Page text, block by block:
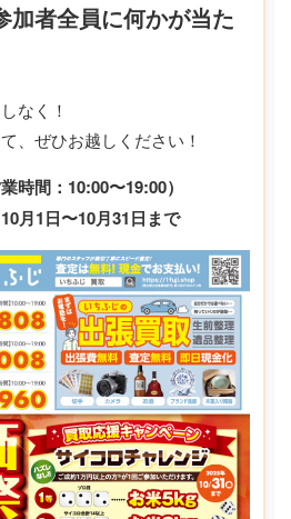
加者全員に何かが当た
なく！
、ぜひお越しください！
時間：10:00〜19:00）
月1日〜10月31日まで